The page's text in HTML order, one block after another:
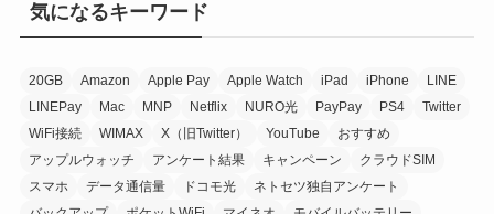
気になるキーワード
20GB Amazon Apple Pay Apple Watch iPad iPhone
LINE
LINEPay
Mac MNP Netflix NURO光 PayPay PS4
Twitter
WiFi接続
WIMAX X（旧Twitter） YouTube
おすすめ
アップルウォッチ
アンケート結果 キャンペーン
クラウドSIM
スマホ
データ通信量 ドコモ光
ネトセツ独自アンケート